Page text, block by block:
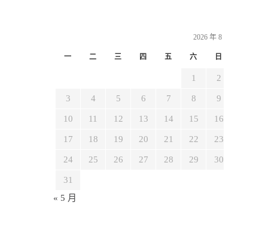
2026 年 8 月
一 二 三 四 五 六 日
1 2
3 4 5 6 7 8 9
10 11 12 13 14 15 16
17 18 19 20 21 22 23
24 25 26 27 28 29 30
31
« 5 月